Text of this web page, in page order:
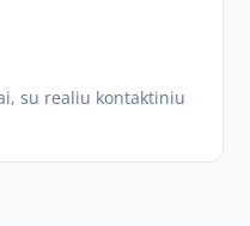
su realiu kontaktiniu